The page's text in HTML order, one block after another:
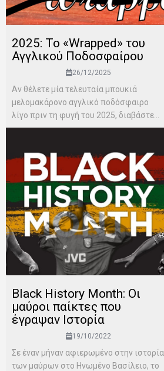
2025: Το «Wrapped» του
Αγγλικού Ποδοσφαίρου
26/12/2025
Αν θέλετε μία τελευταία μπουκιά
μελομακάρονο αγγλικό ποδόσφαιρο
λίγο πριν τη φυγή του 2025, διαβάστε...
Black History Month: Οι
μαύροι παίκτες που
έγραψαν Ιστορία
19/10/2022
Σε έναν μήναν αφιερωμένο στην ιστορία
των μαύρων στο Ηνωμένο Βασίλειο, το